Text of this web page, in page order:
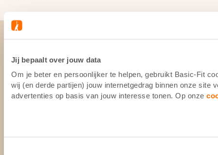
Jij bepaalt over jouw data
Om je beter en persoonlijker te helpen, gebruikt Basic-Fit
wij (en derde partijen) jouw internetgedrag binnen onze site
advertenties op basis van jouw interesse tonen. Op onze